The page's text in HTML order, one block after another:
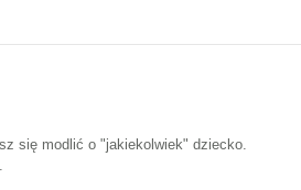
się modlić o "jakiekolwiek" dziecko.